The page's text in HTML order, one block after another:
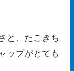
と、たこきち
ップがとても